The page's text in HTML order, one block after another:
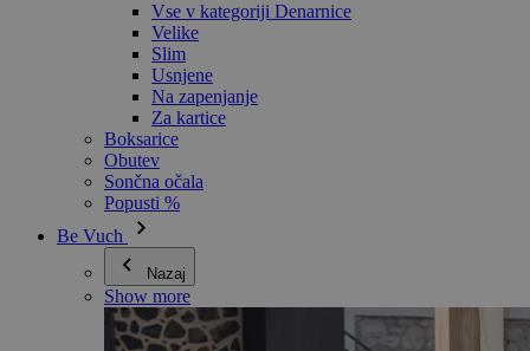
Vse v kategoriji Denarnice
Velike
Slim
Usnjene
Na zapenjanje
Za kartice
Boksarice
Obutev
Sončna očala
Popusti %
Be Vuch
Nazaj
Show more